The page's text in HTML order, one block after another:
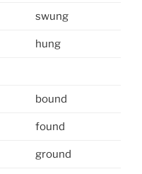
swung
hung
bound
found
ground